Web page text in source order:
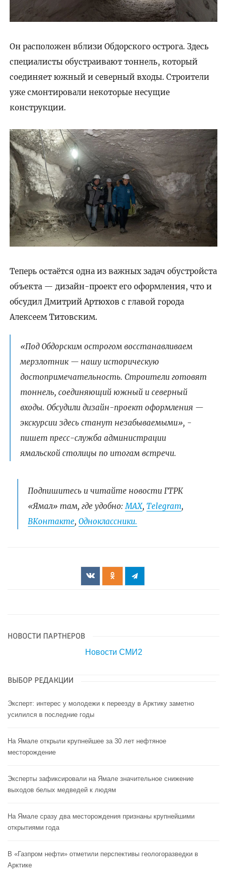
Он расположен вблизи Обдорского острога. Здесь
специалисты обустраивают тоннель, который
соединяет южный и северный входы. Строители
уже смонтировали некоторые несущие
конструкции.
Теперь остаётся одна из важных задач обустройста
объекта — дизайн-проект его оформления, что и
обсудил Дмитрий Артюхов с главой города
Алексеем Титовским.
«Под Обдорским острогом восстанавливаем
мерзлотник — нашу историческую
достопримечательность. Строители готовят
тоннель, соединяющий южный и северный
входы. Обсудили дизайн-проект оформления —
экскурсии здесь станут незабываемыми», -
пишет пресс-служба администрации
ямальской столицы по итогам встречи.
Подпишитесь и читайте новости ГТРК
«Ямал» там, где удобно:МАХ, Telegram,
ВКонтакте, Одноклассники.
НОВОСТИ ПАРТНЕРОВ
Новости СМИ2
ВЫБОР РЕДАКЦИИ
Эксперт: интерес у молодежи к переезду в Арктику заметно
усилился в последние годы
На Ямале открыли крупнейшее за 30 лет нефтяное
месторождение
Эксперты зафиксировали на Ямале значительное снижение
выходов белых медведей к людям
На Ямале сразу два месторождения признаны крупнейшими
открытиями года
В «Газпром нефти» отметили перспективы геологоразведки в
Арктике